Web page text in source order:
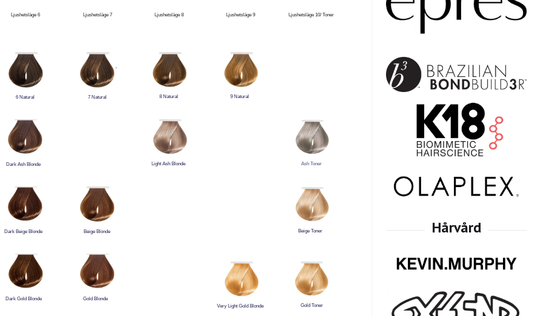
Ljushetsläge 6 Ljushetsläge 7 Ljushetsläge 8 Ljushetsläge 9 Ljushetsläge 10/ Toner
6 Natural
'
7 Natural 8 Natural 9 Natural
Dark Ash Blonde Light Ash Blonde Ash Toner
Dark Beige Blonde Beige Blonde Beige Toner
Dark Gold Blonde
Gold Blonde
Very Light Gold Blonde
Gold Toner